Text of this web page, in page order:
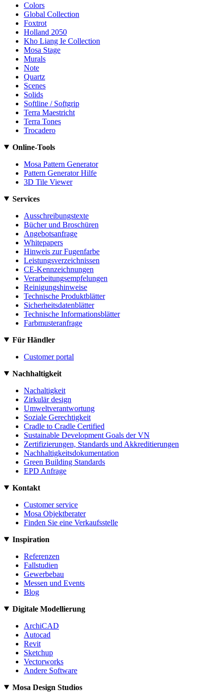
Colors
Global Collection
Foxtrot
Holland 2050
Kho Liang Ie Collection
Mosa Stage
Murals
Note
Quartz
Scenes
Solids
Softline / Softgrip
Terra Maestricht
Terra Tones
Trocadero
Online-Tools
Mosa Pattern Generator
Pattern Generator Hilfe
3D Tile Viewer
Services
Ausschreibungstexte
Bücher und Broschüren
Angebotsanfrage
Whitepapers
Hinweis zur Fugenfarbe
Leistungsverzeichnissen
CE-Kennzeichnungen
Verarbeitungsempfelungen
Reinigungshinweise
Technische Produktblätter
Sicherheitsdatenblätter
Technische Informationsblätter
Farbmusteranfrage
Für Händler
Customer portal
Nachhaltigkeit
Nachaltigkeit
Zirkulär design
Umweltverantwortung
Soziale Gerechtigkeit
Cradle to Cradle Certified
Sustainable Development Goals der VN
Zertifizierungen, Standards und Akkreditierungen
Nachhaltigkeitsdokumentation
Green Building Standards
EPD Anfrage
Kontakt
Customer service
Mosa Objektberater
Finden Sie eine Verkaufsstelle
Inspiration
Referenzen
Fallstudien
Gewerbebau
Messen und Events
Blog
Digitale Modellierung
ArchiCAD
Autocad
Revit
Sketchup
Vectorworks
Andere Software
Mosa Design Studios